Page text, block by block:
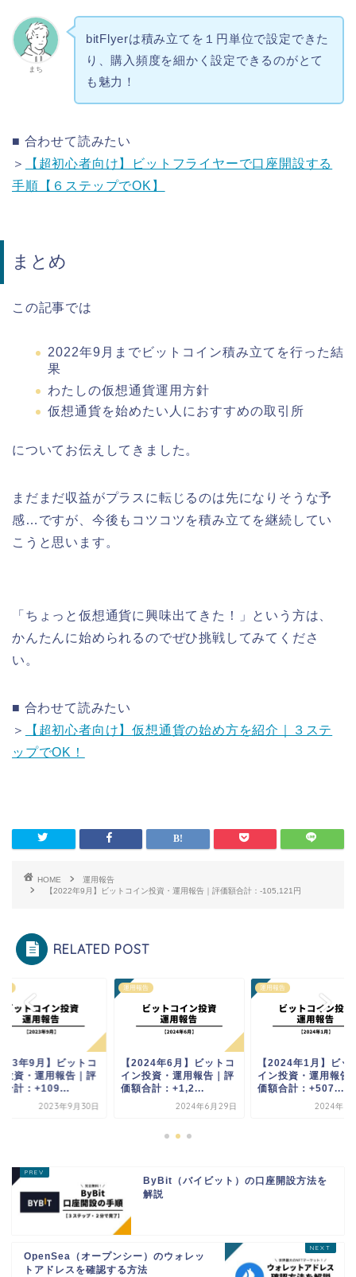
まち
bitFlyerは積み立てを１円単位で設定できた
り、購入頻度を細かく設定できるのがとて
も魅力！
■ 合わせて読みたい
＞
【超初心者向け】ビットフライヤーで口座開設する
手順【６ステップでOK】
まとめ
この記事では
2022年9月までビットコイン積み立てを行った結
果
わたしの仮想通貨運用方針
仮想通貨を始めたい人におすすめの取引所
についてお伝えしてきました。
まだまだ収益がプラスに転じるのは先になりそうな予
感…ですが、今後もコツコツを積み立てを継続してい
こうと思います。
「ちょっと仮想通貨に興味出てきた！」という方は、
かんたんに始められるのでぜひ挑戦してみてくださ
い。
■ 合わせて読みたい
＞
【超初心者向け】仮想通貨の始め方を紹介｜３ステ
ップでOK！
HOME
運用報告
【2022年9月】ビットコイン投資・運用報告｜評価額合計：-105,121円
RELATED POST
年9月】ビットコ
投資・運用報告｜評
合計：+109...
2023年9月30日
運用報告
【2024年6月】ビットコ
イン投資・運用報告｜評
価額合計：+1,2...
2024年6月29日
運用報告
【2024年1月】ビッ
イン投資・運用報告
価額合計：+507...
2024年1
ByBit（バイビット）の口座開設方法を
解説
OpenSea（オープンシー）のウォレッ
トアドレスを確認する方法